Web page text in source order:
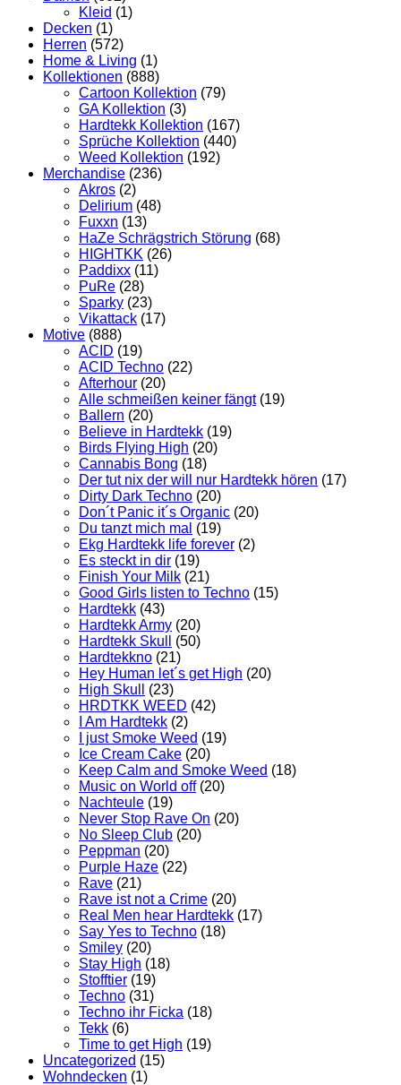
Kleid (1)
Decken (1)
Herren (572)
Home & Living (1)
Kollektionen (888)
Cartoon Kollektion (79)
GA Kollektion (3)
Hardtekk Kollektion (167)
Sprüche Kollektion (440)
Weed Kollektion (192)
Merchandise (236)
Akros (2)
Delirium (48)
Fuxxn (13)
HaZe Schrägstrich Störung (68)
HIGHTKK (26)
Paddixx (11)
PuRe (28)
Sparky (23)
Vikattack (17)
Motive (888)
ACID (19)
ACID Techno (22)
Afterhour (20)
Alle schmeißen keiner fängt (19)
Ballern (20)
Believe in Hardtekk (19)
Birds Flying High (20)
Cannabis Bong (18)
Der tut nix der will nur Hardtekk hören (17)
Dirty Dark Techno (20)
Don´t Panic it´s Organic (20)
Du tanzt mich mal (19)
Ekg Hardtekk life forever (2)
Es steckt in dir (19)
Finish Your Milk (21)
Good Girls listen to Techno (15)
Hardtekk (43)
Hardtekk Army (20)
Hardtekk Skull
(50)
Hardtekkno (21)
Hey Human let´s get High (20)
High Skull
(23)
HRDTKK WEED (42)
I Am Hardtekk (2)
I just Smoke Weed (19)
Ice Cream Cake (20)
Keep Calm and Smoke Weed (18)
Music on World off (20)
Nachteule (19)
Never Stop Rave On (20)
No Sleep Club (20)
Peppman (20)
Purple Haze (22)
Rave (21)
Rave ist not a Crime (20)
Real Men hear Hardtekk (17)
Say Yes to Techno (18)
Smiley (20)
Stay High (18)
Stofftier (19)
Techno (31)
Techno ihr Ficka (18)
Tekk (6)
Time to get High (19)
Uncategorized (15)
Wohndecken (1)